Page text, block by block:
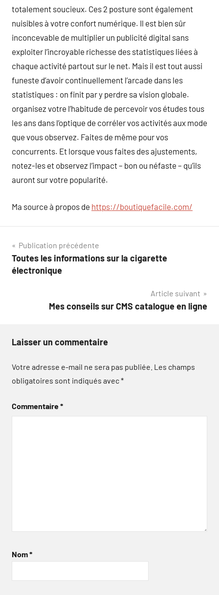
totalement soucieux. Ces 2 posture sont également
nuisibles à votre confort numérique. Il est bien sûr
inconcevable de multiplier un publicité digital sans
exploiter l’incroyable richesse des statistiques liées à
chaque activité partout sur le net. Mais il est tout aussi
funeste d’avoir continuellement l’arcade dans les
statistiques : on finit par y perdre sa vision globale.
organisez votre l’habitude de percevoir vos études tous
les ans dans l’optique de corréler vos activités aux mode
que vous observez. Faites de même pour vos
concurrents. Et lorsque vous faites des ajustements,
notez-les et observez l’impact – bon ou néfaste – qu’ils
auront sur votre popularité.
Ma source à propos de https://boutiquefacile.com/
Navigation
de
Publication précédente
Toutes les informations sur la cigarette
électronique
Article suivant
Mes conseils sur CMS catalogue en ligne
Laisser un commentaire
Votre adresse e-mail ne sera pas publiée. Les champs
obligatoires sont indiqués avec*
Commentaire*
Nom*